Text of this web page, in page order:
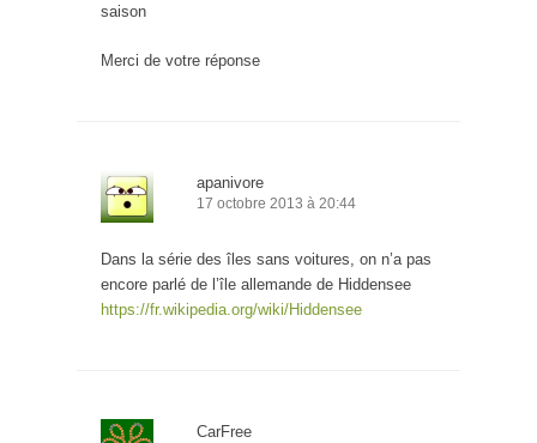
saison
Merci de votre réponse
apanivore
17 octobre 2013 à 20:44
Dans la série des îles sans voitures, on n’a pas
encore parlé de l’île allemande de Hiddensee
https://fr.wikipedia.org/wiki/Hiddensee
CarFree